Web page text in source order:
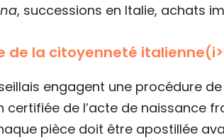
, successions en Italie, achats
de la citoyenneté
engagent une procédure
de l’acte de naissance
pièce doit être apostillée